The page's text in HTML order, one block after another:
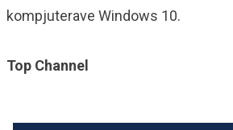
kompjuterave Windows 10.
Top Channel